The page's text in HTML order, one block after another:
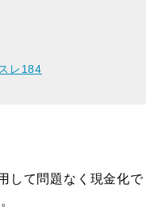
レ184
して問題なく現金化で